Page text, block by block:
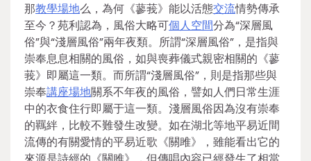
那教學場地么，為何《蓼莪》能以活態交流情勢傳承
至今？苑利認為，風俗大略可個人空間分為“深層風
俗”與“淺層風俗”兩年夜類。所謂“深層風俗”，是指與
崇奉息息相關的風俗，如與喪葬儀式親密相關的《蓼
莪》即屬這一類。而所謂“淺層風俗”，則是指那些與
崇奉講座場地關系不年夜的風俗，譬如人們日常生涯
中的衣食住行即屬于這一類。淺層風俗因為沒有崇奉
的羈絆，比較不難發生改變。如在湖北等地平易近間
流傳的有關愛情的平易近歌《關雎》，雖能看出它的